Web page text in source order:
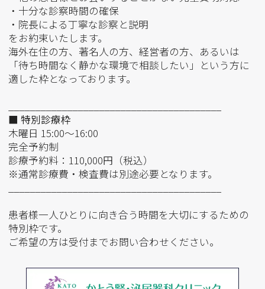
・十分な診察時間の確保
・院長による丁寧な診察と説明
をお約束いたします。
海外在住の方、著名人の方、経営者の方、あるいは
「待ち時間なく静かな環境で相談したい」という方に
適した枠となっております。
■ 特別診療枠
木曜日 15:00〜16:00
完全予約制
診療予約料：110,000円（税込）
※通常診療費・検査費は別途必要となります。
患者様一人ひとりに向き合う時間を大切にするための
特別枠です。
ご希望の方は受付までお問い合わせください。